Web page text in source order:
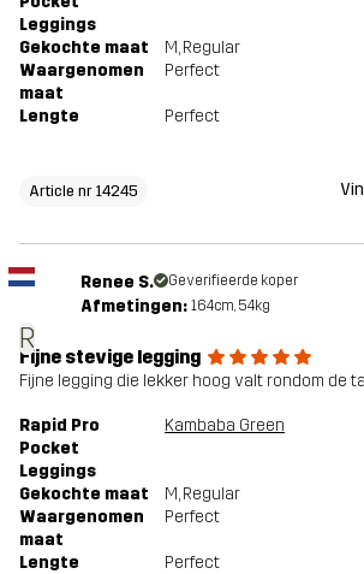
Leggings
Gekochte maat M, Regular
Waargenomen
maat
Perfect
Lengte Perfect
Article nr 14245
R
Renee S. Geverifieerde koper
Afmetingen: 164cm, 54kg
Fijne stevige legging
Fijne legging die lekker hoog valt rondom de
Rapid Pro
Pocket
Leggings
Kambaba Green
Gekochte maat M, Regular
Waargenomen
maat
Perfect
Lengte Perfect